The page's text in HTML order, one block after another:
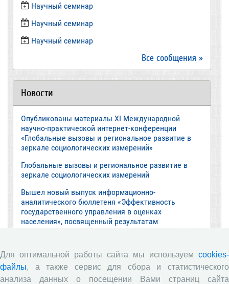
​Научный семинар
Научный семинар
​Научный семинар
Все сообщения »
Новости
Опубликованы материалы XI Международной
научно-практической интернет-конференции
«Глобальные вызовы и региональное развитие в
зеркале социологических измерений»
Глобальные вызовы и региональное развитие в
зеркале социологических измерений
Вышел новый выпуск информационно-
аналитического бюллетеня «Эффективность
государственного управления в оценках
населения», посвященный результатам
социологического опроса жителей Вологодской
Развитие академической науки в регионе: круглый
стол с участием представителей Санкт‑Петербурга
и Вологодской области
Для оптимальной работы сайта мы используем cookies-
файлы, а также сервис для сбора и статистического
анализа данных о посещении Вами страниц сайта